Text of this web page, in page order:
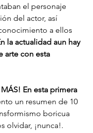
el personaje
del actor, así
a ellos
la actualidad aun hay
arte con esta
En esta primera
un resumen de 10
boricua
olvidar, ¡nunca!.